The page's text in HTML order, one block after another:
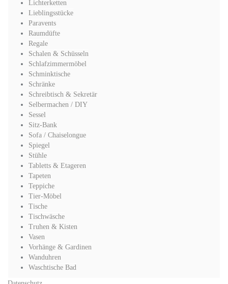
Lichterketten
Lieblingsstücke
Paravents
Raumdüfte
Regale
Schalen & Schüsseln
Schlafzimmermöbel
Schminktische
Schränke
Schreibtisch & Sekretär
Selbermachen / DIY
Sessel
Sitz-Bank
Sofa / Chaiselongue
Spiegel
Stühle
Tabletts & Etageren
Tapeten
Teppiche
Tier-Möbel
Tische
Tischwäsche
Truhen & Kisten
Vasen
Vorhänge & Gardinen
Wanduhren
Waschtische Bad